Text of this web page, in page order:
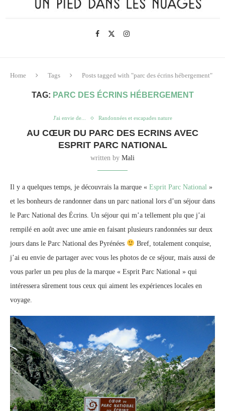
Home Tags Posts tagged with "parc des écrins hébergement"
TAG: PARC DES ÉCRINS HÉBERGEMENT
J'ai envie de... Randonnées et escapades nature
AU CŒUR DU PARC DES ECRINS AVEC
ESPRIT PARC NATIONAL
written by Mali
Il y a quelques temps, je découvrais la marque « Esprit Parc National »
et les bonheurs de randonner dans un parc national lors d’un séjour dans
le Parc National des Écrins. Un séjour qui m’a tellement plu que j’ai
rempilé en août avec une amie en faisant plusieurs randonnées sur deux
jours dans le Parc National des Pyrénées
Bref, totalement conquise,
j’ai eu envie de partager avec vous les photos de ce séjour, mais aussi de
vous parler un peu plus de la marque « Esprit Parc National » qui
intéressera sûrement tous ceux qui aiment les expériences locales en
voyage.